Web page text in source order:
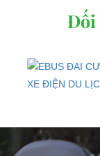
Đối